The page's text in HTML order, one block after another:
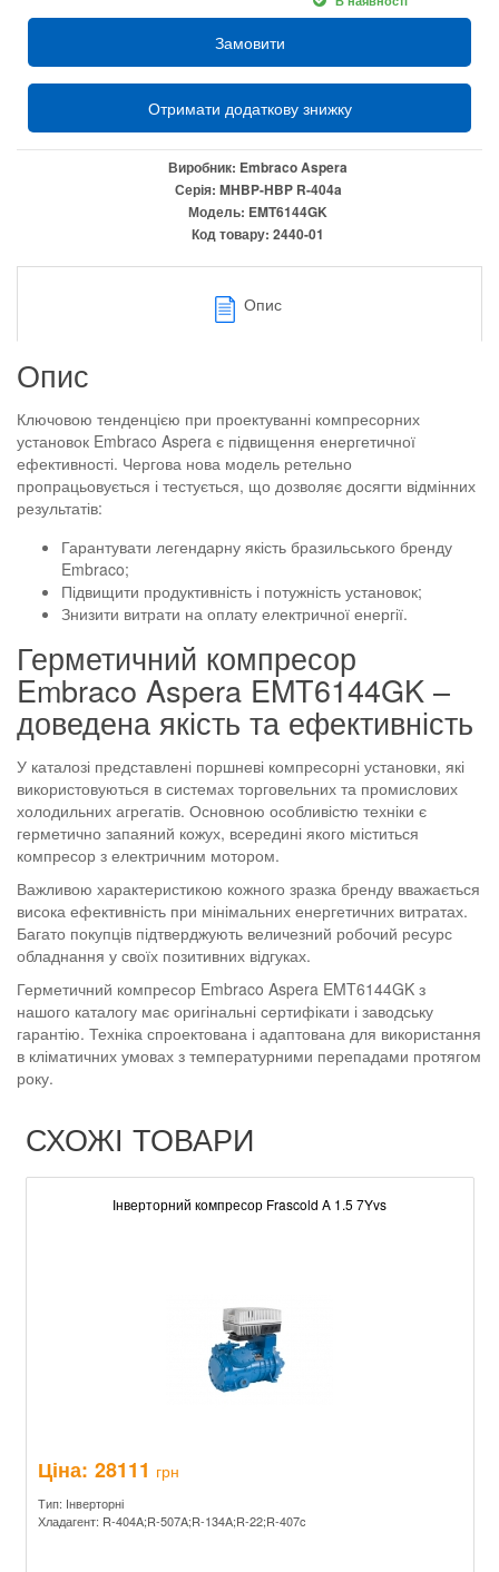
Замовити
Отримати додаткову знижку
Виробник: Embraco Aspera
Серія: MHBP-HBP R-404a
Модель: EMT6144GK
Код товару: 2440-01
Опис
Опис
Ключовою тенденцією при проектуванні компресорних
установок Embraco Aspera є підвищення енергетичної
ефективності. Чергова нова модель ретельно
пропрацьовується і тестується, що дозволяє досягти відмінних
результатів:
Гарантувати легендарну якість бразильського бренду
Embraco;
Підвищити продуктивність і потужність установок;
Знизити витрати на оплату електричної енергії.
Герметичний компресор
Embraco Aspera EMT6144GK –
доведена якість та ефективність
У каталозі представлені поршневі компресорні установки, які
використовуються в системах торговельних та промислових
холодильних агрегатів. Основною особливістю техніки є
герметично запаяний кожух, всередині якого міститься
компресор з електричним мотором.
Важливою характеристикою кожного зразка бренду вважається
висока ефективність при мінімальних енергетичних витратах.
Багато покупців підтверджують величезний робочий ресурс
обладнання у своїх позитивних відгуках.
Герметичний компресор Embraco Aspera EMT6144GK з
нашого каталогу має оригінальні сертифікати і заводську
гарантію. Техніка спроектована і адаптована для використання
в кліматичних умовах з температурними перепадами протягом
року.
СХОЖІ ТОВАРИ
Інверторний компресор Frascold A 1.5 7Yvs
Ціна: 28111 грн
Тип: Інверторні
Хладагент: R-404A;R-507A;R-134A;R-22;R-407c